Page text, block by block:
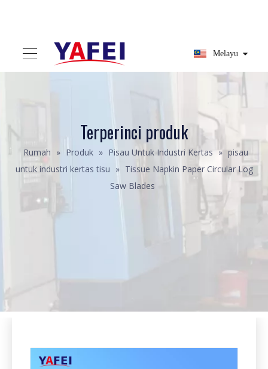
Pisau Untuk Industri Kertas
pisau
untuk industri kertas tisu » Tissue Napkin Paper Circular Log
Saw Blades